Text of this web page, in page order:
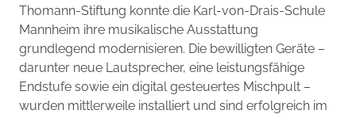
Thomann-Stiftung konnte die Karl-von-Drais-Schule
Mannheim ihre musikalische Ausstattung
grundlegend modernisieren. Die bewilligten Geräte –
darunter neue Lautsprecher, eine leistungsfähige
Endstufe sowie ein digital gesteuertes Mischpult –
wurden mittlerweile installiert und sind erfolgreich im